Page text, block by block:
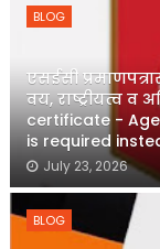
BLOG
एसईसी
वय, राष्ट्रीयत्व व
certificate -
is required
July 23, 2026
BLOG